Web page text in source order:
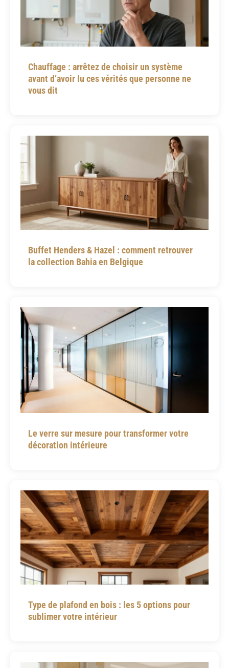
Chauffage : arrêtez de choisir un système
avant d’avoir lu ces vérités que personne ne
vous dit
Buffet Henders & Hazel : comment retrouver
la collection Bahia en Belgique
Le verre sur mesure pour transformer votre
décoration intérieure
Type de plafond en bois : les 5 options pour
sublimer votre intérieur